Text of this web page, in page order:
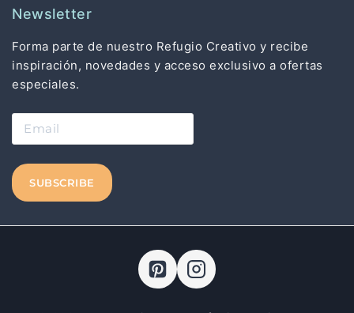
Newsletter
Forma parte de nuestro Refugio Creativo y recibe
inspiración, novedades y acceso exclusivo a ofertas
especiales.